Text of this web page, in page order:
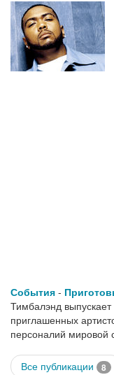
События -
Тимбалэнд выпускает
приглашенных
персоналий мировой
Все публикации 8